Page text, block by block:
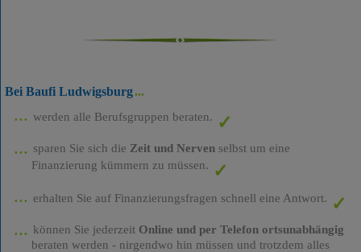
Bei Baufi Ludwigsburg
werden alle Berufsgruppen beraten.
sparen Sie sich die Zeit und Nervenselbst um eine
Finanzierung kümmern zu müssen.
erhalten Sie auf Finanzierungsfragen schnell eine Antwort.
können Sie jederzeit Online und per Telefon ortsunabhängig
beraten werden - nirgendwo hin müssen und trotzdem alles